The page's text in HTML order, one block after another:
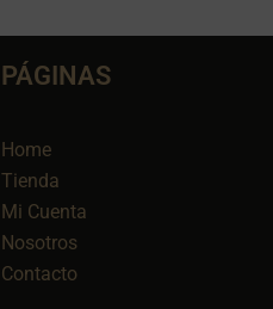
PÁGINAS
Home
Tienda
Mi Cuenta
Nosotros
Contacto